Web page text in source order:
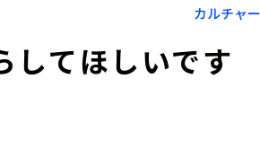
カルチャー
してほしいです